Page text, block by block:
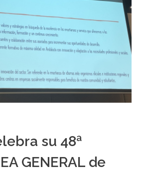
su 48ª
GENERAL de